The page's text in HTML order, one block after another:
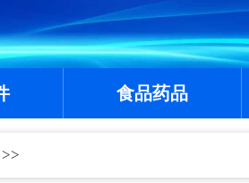
食品药品
>>